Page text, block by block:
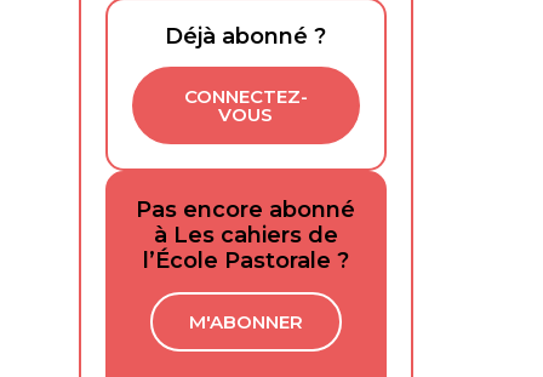
Déjà abonné ?
CONNECTEZ-
VOUS
Pas encore abonné
à Les cahiers de
l’École Pastorale ?
M'ABONNER